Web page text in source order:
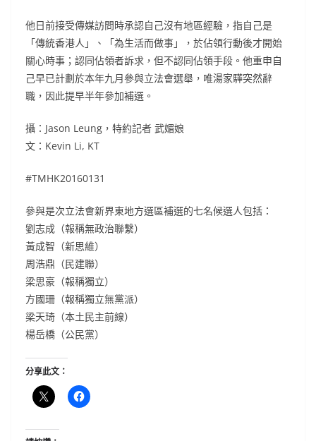
他日前接受傳媒訪問時承認自己沒有地區經驗，指自己是
「傳統香港人」、「為生活而做事」，於佔領行動後才開始
關心時事；認同佔領者訴求，但不認同佔領手段。他重申自
己早已計劃於本年九月參與立法會選舉，唯湯家驊突然辭
職，因此提早半年參加補選。
攝：Jason Leung，特約記者 武媚娘
文：Kevin Li, KT
#TMHK20160131
參與是次立法會新界東地方選區補選的七名候選人包括：
劉志成（報稱無政治聯繫）
黃成智（新思維）
周浩鼎（民建聯）
梁思豪（報稱獨立）
方國珊（報稱獨立無黨派）
梁天琦（本土民主前線）
楊岳橋（公民黨）
分享此文：